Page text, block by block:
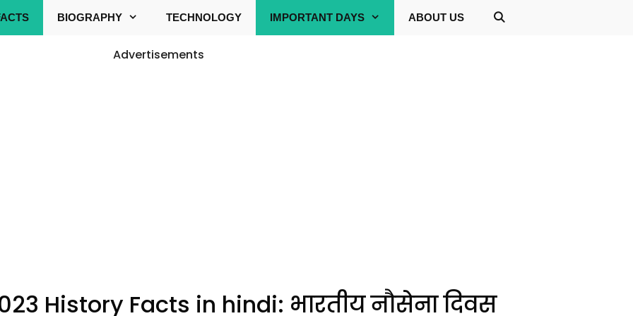
BIOGRAPHY TECHNOLOGY IMPORTANT DAYS ABOUT US
Advertisements
History Facts in hindi: भारतीय नौसेना दिवस